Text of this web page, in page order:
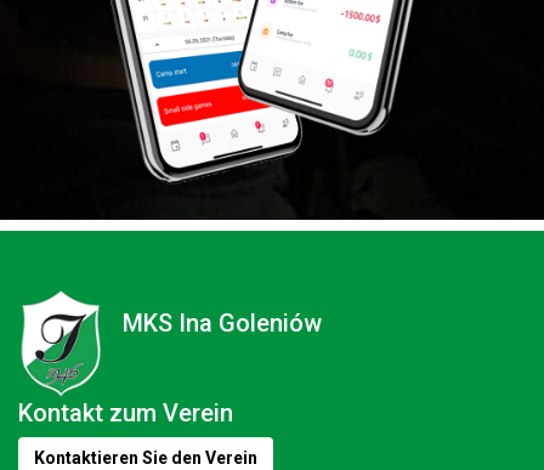
MKS Ina Goleniów
Kontakt zum Verein
Kontaktieren Sie den Verein